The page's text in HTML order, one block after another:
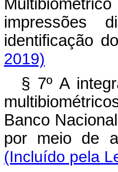
impressões
2019)
§ 7º A
Banco
por meio de
(Incluído pela